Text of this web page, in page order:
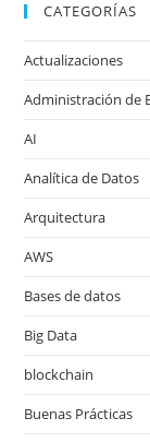
CATEGORÍAS
Actualizaciones
Administración de
AI
Analítica de Datos
Arquitectura
AWS
Bases de datos
Big Data
blockchain
Buenas Prácticas